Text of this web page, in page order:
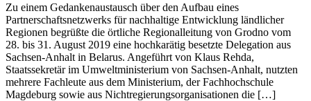
Zu einem Gedankenaustausch über den Aufbau eines
Partnerschaftsnetzwerks für nachhaltige Entwicklung ländlicher
Regionen begrüßte die örtliche Regionalleitung von Grodno vom
28. bis 31. August 2019 eine hochkarätig besetzte Delegation aus
Sachsen-Anhalt in Belarus. Angeführt von Klaus Rehda,
Staatssekretär im Umweltministerium von Sachsen-Anhalt, nutzten
mehrere Fachleute aus dem Ministerium, der Fachhochschule
Magdeburg sowie aus Nichtregierungsorganisationen die […]